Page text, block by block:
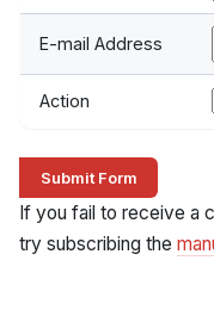
E-mail Address
Action
If you fail to receive a
try subscribing the